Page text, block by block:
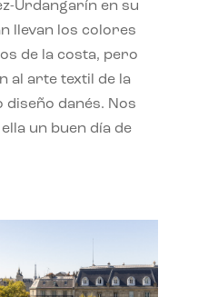
Urdangarín en su
llevan los colores
de la costa, pero
al arte textil de la
diseño danés. Nos
un buen día de